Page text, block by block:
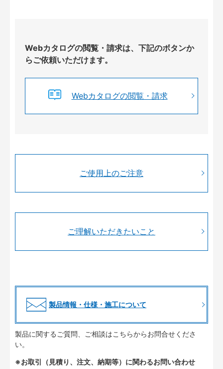
Webカタログの閲覧・請求は、下記のボタンか
らご依頼いただけます。
Webカタログの閲覧・請求
ご使用上のご注意
ご理解いただきたいこと
製品情報・仕様・施工について
製品に関するご質問、ご相談はこちらからお問合せくださ
い。
※お取引（見積り、注文、納期等）に関わるお問い合わせ